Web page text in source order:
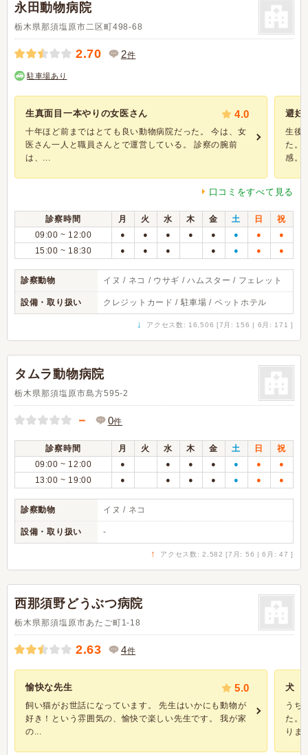
永田動物病院
栃木県那須塩原市二区町498-68
2.70 2件
駐車場あり
生真面目一本やりの女医さん 4.0
十年ほど前まではとても良い動物病院だった。 今は、女
医さん一人と職員さんとで運営している。 診察の腕前
は、...
避妊
生後
た。
感。
口コミをすべて見る
診察時間 月 火 水 木 金 土 日
祝
09:00 ~ 12:00
● ● ● ● ● ● ● ●
15:00 ~ 18:30 ● ● ● ● ● ● ●
診察動物 イヌ / ネコ / ウサギ / ハムスター / フェレット
設備・取り扱い クレジットカード / 駐車場 / ペットホテル
↓ アクセス数: 16,506 [7月: 156 | 6月: 171 ]
タムラ動物病院
栃木県那須塩原市島方595-2
－ 0件
診察時間 月 火 水 木 金 土 日
祝
09:00 ~ 12:00
● ● ● ● ● ● ●
13:00 ~ 19:00 ● ● ● ● ● ● ●
診察動物 イヌ / ネコ
設備・取り扱い -
↑ アクセス数: 2,582 [7月: 56 | 6月: 47 ]
西那須野どうぶつ病院
栃木県那須塩原市あたご町1-18
2.63 4件
愉快な先生 5.0
飼い猫がお世話になっています。 先生はいかにも動物が
好き！という雰囲気の、愉快で楽しい先生です。 我が家
の...
犬
うち
た。
りま